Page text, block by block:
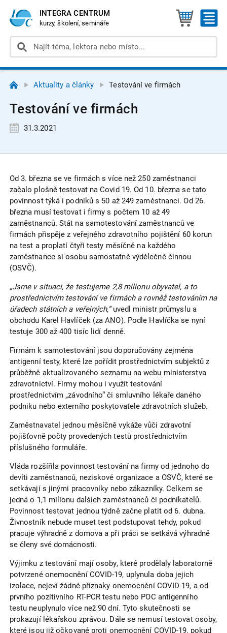
INTEGRA CENTRUM
kurzy, školení, semináře
Aktuality a články Testování ve firmách
Testování ve firmách
31.3.2021
Od 3. března se ve firmách s více než 250 zaměstnanci
začalo plošně testovat na Covid 19. Od 10. března se tato
povinnost týká i podniků s 50 až 249 zaměstnanci. Od 26.
března musí testovat i firmy s počtem 10 až 49
zaměstnanců. Stát na samotestování zaměstnanců ve
firmách přispěje z veřejného zdravotního pojištění 60 korun
na test a proplatí čtyři testy měsíčně na každého
zaměstnance si osobu samostatně výdělečně činnou
(OSVČ).
„Jsme v situaci, že testujeme 2,8 milionu obyvatel, a to
prostřednictvím testování ve firmách a rovněž testováním na
úřadech státních a veřejných,“uvedl ministr průmyslu a
obchodu Karel Havlíček (za ANO). Podle Havlíčka se nyní
testuje 300 až 400 tisíc lidí denně.
Firmám k samotestování jsou doporučovány zejména
antigenní testy, které lze pořídit prostřednictvím subjektů z
průběžně aktualizovaného seznamu na webu ministerstva
zdravotnictví. Firmy mohou i využít testování
prostřednictvím „závodního“ či smluvního lékaře daného
podniku nebo externího poskytovatele zdravotních služeb.
Zaměstnavatel jednou měsíčně vykáže vůči zdravotní
pojišťovně počty provedených testů prostřednictvím
příslušného formuláře.
Vláda rozšířila povinnost testování na firmy od jednoho do
devíti zaměstnanců, neziskové organizace a OSVČ, které se
setkávají s jinými pracovníky nebo zákazníky. Celkem se
jedná o 1,1 milionu dalších zaměstnanců či podnikatelů.
Povinnost testovat jednou týdně začne platit od 6. dubna.
Živnostník nebude muset test podstupovat tehdy, pokud
pracuje výhradně z domova a při práci se setkává výhradně
se členy své domácnosti.
Výjimku z testování mají osoby, které prodělaly laboratorně
potvrzené onemocnění COVID-19, uplynula doba jejich
izolace, nejeví žádné příznaky onemocnění COVID-19, a od
prvního pozitivního RT-PCR testu nebo POC antigenního
testu neuplynulo více než 90 dní. Tyto skutečnosti se
prokazují lékařskou zprávou. Dále se nemusí testovat osoby,
které jsou již očkované proti onemocnění COVID-19, pokud